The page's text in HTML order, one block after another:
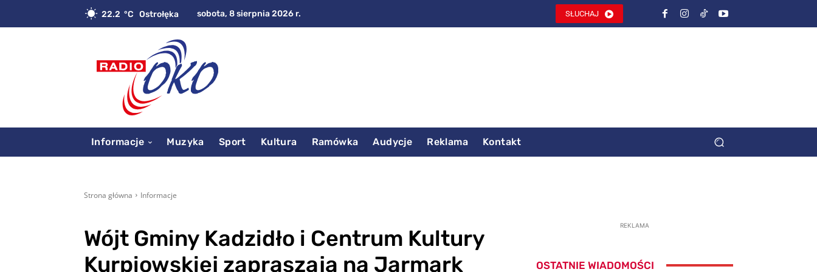
22.2 C Ostrołęka sobota, 8 sierpnia 2026 r. SŁUCHAJ
Informacje Muzyka Sport Kultura Ramówka Audycje Reklama Kontakt
Strona główna Informacje
Wójt Gminy Kadzidło i Centrum Kultury
Kurpiowskiej zapraszają na Jarmark
REKLAMA
OSTATNIE WIADOMOŚCI